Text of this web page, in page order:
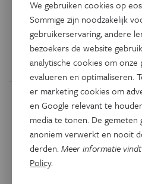
echt onderzoeksschip? B
kans op één van de vier
zaterdag 26
DoorEos-
We gebruiken cookies op
Sommige zijn noodzakelijk
gebruikerservaring, andere
bezoekers de website
analytische cookies om
evalueren en optimaliseren.
er marketing cookies om
en Google relevant te
media te tonen. De gemeten
anoniem verwerkt en nooit
derden.Meer informatie
Policy.